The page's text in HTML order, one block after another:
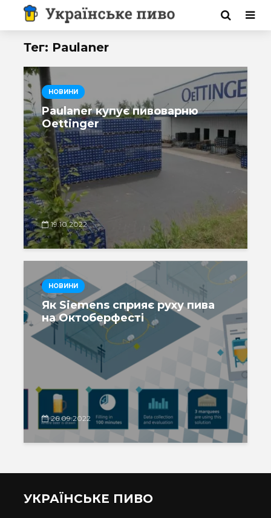
Тег: Paulaner
НОВИНИ
Paulaner купує пивоварню
Oettinger
19.10.2022
НОВИНИ
Як Siemens сприяє руху пива
на Октоберфесті
26.09.2022
УКРАЇНСЬКЕ ПИВО